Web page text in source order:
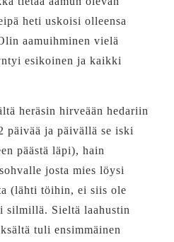
heti uskoisi olleensa
aamuihminen vielä
esikoinen ja kaikki
heräsin hirveään hedariin
päivää ja päivällä se iski
päästä läpi), hain
josta mies löysi
(lähti töihin, ei siis ole
silmillä. Sieltä laahustin
tuli ensimmäinen